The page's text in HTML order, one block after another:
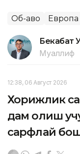
Об-ҳаво Европа
Бекабат
Муаллиф
12:38, 06 Август 2026
Хорижлик
дам олиш
сарфлай